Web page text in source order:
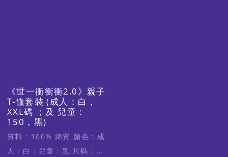
《世一衝衝衝2.0》親子
T-恤套裝 (成人：白，
XXL碼 ；及 兒童：
150，黑)
質料 : 100% 綿質 顏色 : 成
人：白；兒童：黑 尺碼 : 成